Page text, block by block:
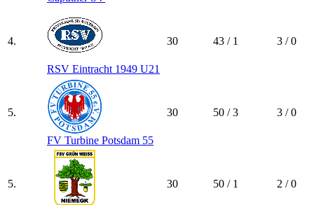
4.
RSV Eintracht 1949 U21
30 43 / 1 3 / 0
5.
FV Turbine Potsdam 55
30 50 / 3 3 / 0
5. 30 50 / 1 2 / 0